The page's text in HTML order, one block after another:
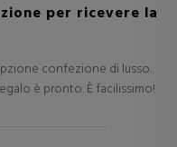
per ricevere la
confezione di lusso.
è pronto. È facilissimo!